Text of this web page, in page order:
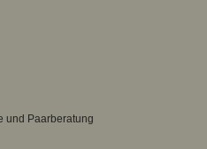
und Paarberatung